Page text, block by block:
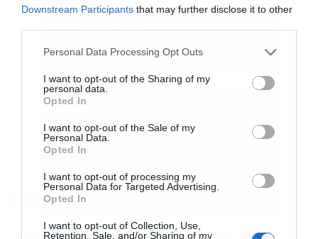
Downstream Participants that may further disclose it to other
Personal Data Processing Opt Outs
I want to opt-out of the Sharing of my
personal data.
Opted In
I want to opt-out of the Sale of my
Personal Data.
Opted In
I want to opt-out of processing my
Personal Data for Targeted Advertising.
Opted In
I want to opt-out of Collection, Use,
Retention, Sale, and/or Sharing of my
Διαβάστε επίσης
Εγγραφή στο
newsletter
Αποδέχομαι τους